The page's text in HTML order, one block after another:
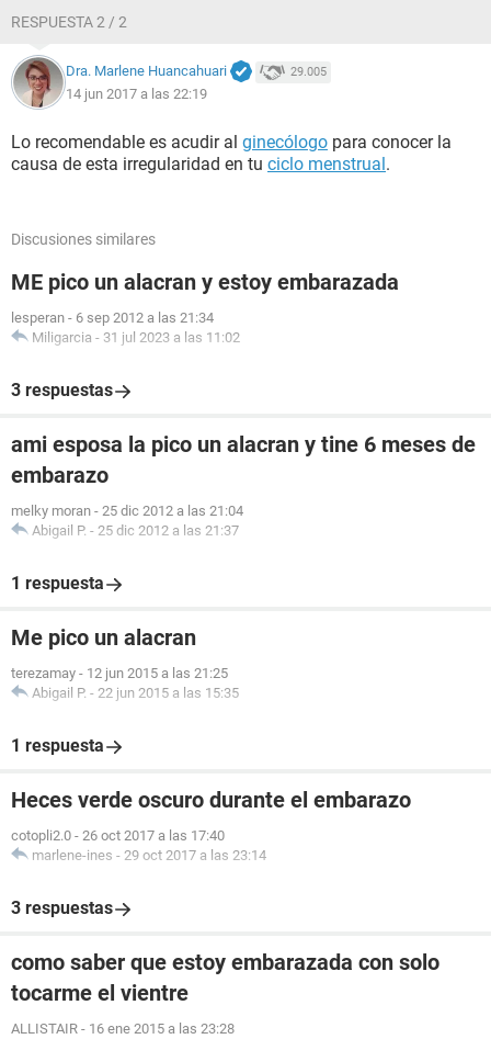
RESPUESTA 2 / 2
Dra. Marlene Huancahuari 29.005
14 jun 2017 a las 22:19
Lo recomendable es acudir al ginecólogo para conocer la
causa de esta irregularidad en tu ciclo menstrual.
Discusiones similares
ME pico un alacran y estoy embarazada
lesperan - 6 sep 2012 a las 21:34
Miligarcia - 31 jul 2023 a las 11:02
3 respuestas
ami esposa la pico un alacran y tine 6 meses de
embarazo
melky moran - 25 dic 2012 a las 21:04
Abigail P. - 25 dic 2012 a las 21:37
1 respuesta
Me pico un alacran
terezamay - 12 jun 2015 a las 21:25
Abigail P. - 22 jun 2015 a las 15:35
1 respuesta
Heces verde oscuro durante el embarazo
cotopli2.0 - 26 oct 2017 a las 17:40
marlene-ines - 29 oct 2017 a las 23:14
3 respuestas
como saber que estoy embarazada con solo
tocarme el vientre
ALLISTAIR - 16 ene 2015 a las 23:28